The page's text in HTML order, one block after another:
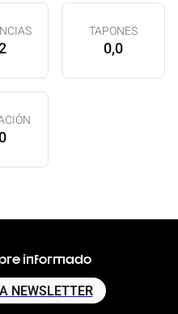
TAPONES
0,0
informado
NEWSLETTER